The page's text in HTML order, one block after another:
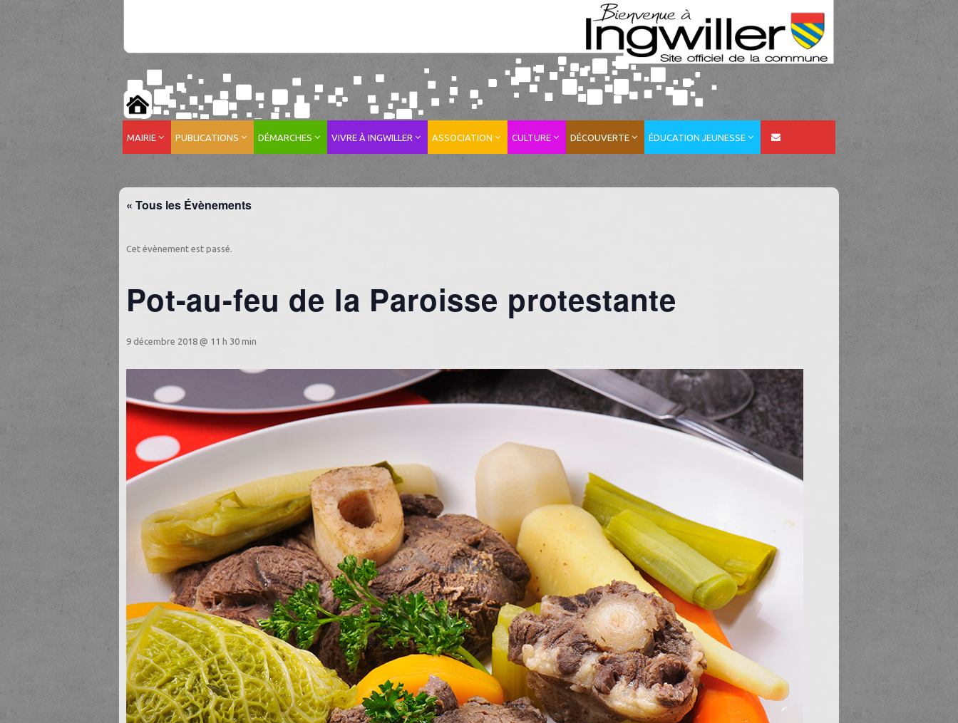
MAIRIE PUBLICATIONS DÉMARCHES VIVRE À INGWILLER ASSOCIATION CULTURE DÉCOUVERTE ÉDUCATION JEUNESSE
« Tous les Évènements
Cet évènement est passé.
Pot-au-feu de la Paroisse protestante
9 décembre 2018 @ 11 h 30 min